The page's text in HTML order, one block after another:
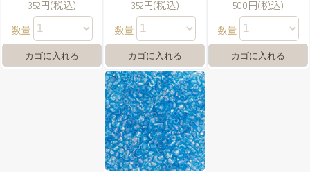
352円(税込)
数量
352円(税込)
数量
500円(税込)
数量